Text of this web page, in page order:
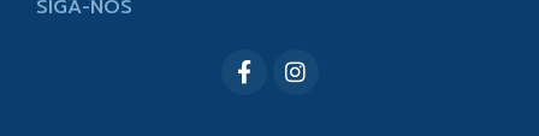
SIGA-NOS